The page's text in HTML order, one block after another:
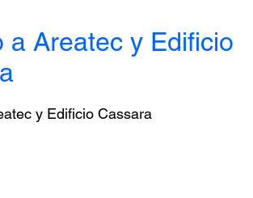
a Areatec y Edificio
y Edificio Cassara